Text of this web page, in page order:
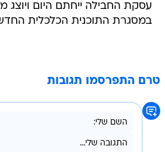
עסקת החבילה ייחתם היום
במסגרת התוכנית הכלכלית
טרם התפרסמו תגובות